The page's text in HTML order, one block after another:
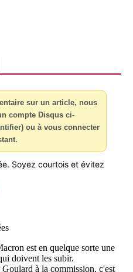
sur un article, nous
compte Disqus ci-
ou à vous connecter
Soyez courtois et évitez